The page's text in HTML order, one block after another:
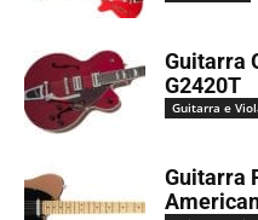
Guitarra
G2420T
Guitarra e
Guitarra